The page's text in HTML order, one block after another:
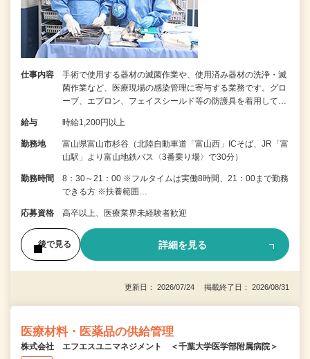
仕事内容
手術で使用する器材の滅菌作業や、使用済み器材の洗浄・滅
菌作業など、医療現場の感染管理に寄与する業務です。グロ
ーブ、エプロン、フェイスシールド等の防護具を着用して…
給与 時給1,200円以上
勤務地
富山県富山市杉谷（北陸自動車道「富山西」ICそば、JR「富
山駅」より富山地鉄バス〈3番乗り場〉で30分）
勤務時間
8：30～21：00 ※フルタイムは実働8時間、21：00まで勤務
できる方 ※扶養範囲…
応募資格 高卒以上、医療業界未経験者歓迎
後で見る 詳細を見る
更新日： 2026/07/24 掲載終了日： 2026/08/31
医療材料・医薬品の供給管理
株式会社 エフエスユニマネジメント ＜千葉大学医学部附属病院＞